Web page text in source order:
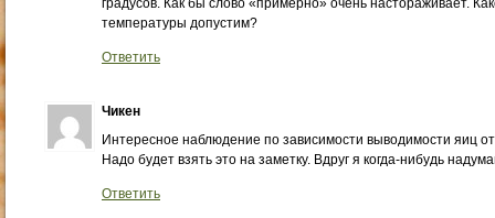
градусов. Как бы слово «примерно» очень настораживает.
температуры допустим?
Ответить
Чикен
Интересное наблюдение по зависимости выводимости яиц от
Надо будет взять это на заметку. Вдруг я когда-нибудь
Ответить